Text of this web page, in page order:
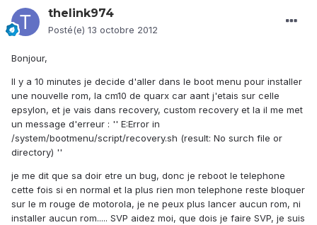
thelink974
Posté(e) 13 octobre 2012
Bonjour,
Il y a 10 minutes je decide d'aller dans le boot menu pour installer
une nouvelle rom, la cm10 de quarx car aant j'etais sur celle
epsylon, et je vais dans recovery, custom recovery et la il me met
un message d'erreur : '' E:Error in
/system/bootmenu/script/recovery.sh (result: No surch file or
directory) ''
je me dit que sa doir etre un bug, donc je reboot le telephone
cette fois si en normal et la plus rien mon telephone reste bloquer
sur le m rouge de motorola, je ne peux plus lancer aucun rom, ni
installer aucun rom..... SVP aidez moi, que dois je faire SVP, je suis